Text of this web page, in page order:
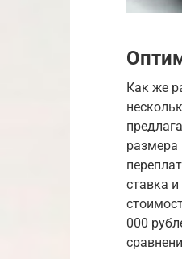
Как же
размера
ставка
000